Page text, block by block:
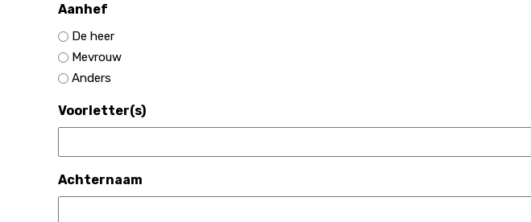
Aanhef
De heer
Mevrouw
Anders
Voorletter(s)
Achternaam